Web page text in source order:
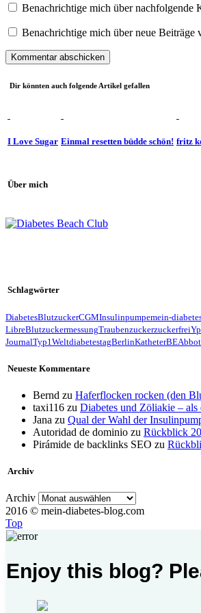
Benachrichtige mich über nachfolgende
Benachrichtige mich über neue Beiträge
Dir könnten auch folgende Artikel gefallen
I Love Sugar Einmal resetten büdde schön! fritz
Über mich
Schlagwörter
DiabetesBlutzuckerCGMInsulinpumpemein-
LibreBlutzuckermessungTraubenzuckerzuckerfrei
JournalTyp1WeltdiabetestagBerlinKatheterBE
Neueste Kommentare
Bernd zu Haferflocken rocken (den
taxi116 zu Diabetes und Zöliakie –
Jana zu Qual der Wahl der
Autoridad de dominio zu Rückblick
Pirámide de backlinks SEO zu
Archiv
Archiv
2016 © mein-diabetes-blog.com
Top
Enjoy this blog?